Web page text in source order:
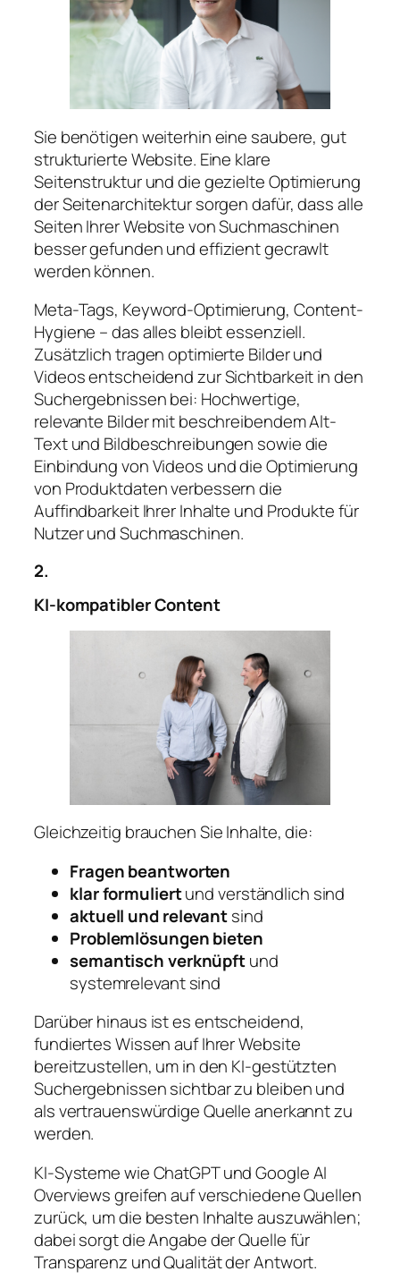
Sie benötigen weiterhin eine saubere, gut
strukturierte Website. Eine klare
Seitenstruktur und die gezielte Optimierung
der Seitenarchitektur sorgen dafür, dass alle
Seiten Ihrer Website von Suchmaschinen
besser gefunden und effizient gecrawlt
werden können.
Meta-Tags, Keyword-Optimierung, Content-
Hygiene – das alles bleibt essenziell.
Zusätzlich tragen optimierte Bilder und
Videos entscheidend zur Sichtbarkeit in den
Suchergebnissen bei: Hochwertige,
relevante Bilder mit beschreibendem Alt-
Text und Bildbeschreibungen sowie die
Einbindung von Videos und die Optimierung
von Produktdaten verbessern die
Auffindbarkeit Ihrer Inhalte und Produkte für
Nutzer und Suchmaschinen.
2.
KI-kompatibler Content
Gleichzeitig brauchen Sie Inhalte, die:
Fragen beantworten
klar formuliertund verständlich sind
aktuell und relevantsind
Problemlösungen bieten
semantisch verknüpftund
systemrelevant sind
Darüber hinaus ist es entscheidend,
fundiertes Wissen auf Ihrer Website
bereitzustellen, um in den KI-gestützten
Suchergebnissen sichtbar zu bleiben und
als vertrauenswürdige Quelle anerkannt zu
werden.
KI-Systeme wie ChatGPT und Google AI
Overviews greifen auf verschiedene Quellen
zurück, um die besten Inhalte auszuwählen;
dabei sorgt die Angabe der Quelle für
Transparenz und Qualität der Antwort.